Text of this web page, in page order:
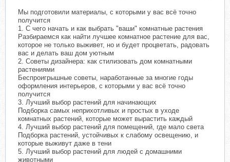
Мы подготовили материалы, с которыми у вас всё точно
получится
1. С чего начать и как выбрать "ваши" комнатные растения
Разбираемся как найти лучшее комнатное растение для вас,
которое не только выживет, но и будет процветать, радовать
вас и делать ваш дом уютным
2. Советы дизайнера: как стилизовать дом комнатными
растениями
Беспроигрышные советы, наработанные за многие годы
оформления интерьеров, с которыми у вас всё точно
получится
3. Лучший выбор растений для начинающих
Подборка самых неприхотливых и простых в уходе
комнатных растений, которые может вырастить каждый
4. Лучший выбор растений для помещений, где мало света
Подборка растений, устойчивых к слабому освещению, и
которые выживут даже в тени
5. Лучший выбор растений для людей с домашними
животными